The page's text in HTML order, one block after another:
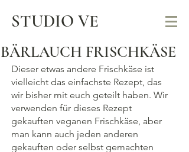
STUDIO VE
BÄRLAUCH FRISCHKÄSE
Dieser etwas andere Frischkäse ist
vielleicht das einfachste Rezept, das
wir bisher mit euch geteilt haben. Wir
verwenden für dieses Rezept
gekauften veganen Frischkäse, aber
man kann auch jeden anderen
gekauften oder selbst gemachten